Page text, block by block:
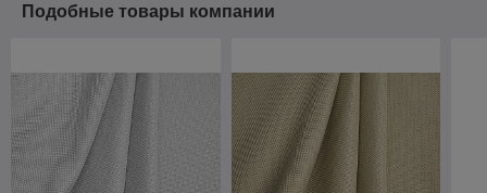
Подобные товары компании